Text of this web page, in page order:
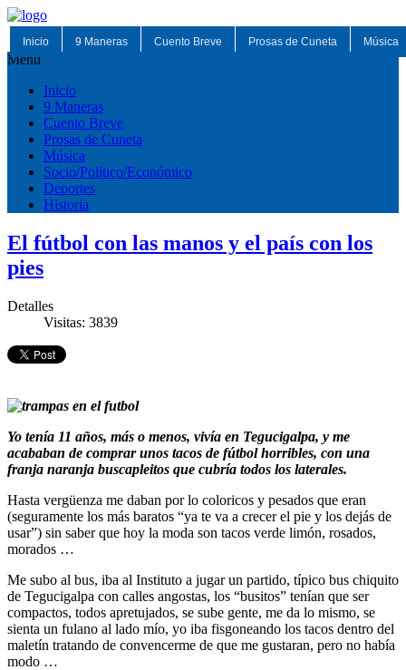
Inicio 9 Maneras Cuento Breve Prosas de Cuneta Música
Menu
Inicio
9 Maneras
Cuento Breve
Prosas de Cuneta
Música
Socio/Político/Económico
Deportes
Historia
El fútbol con las manos y el país con los
pies
Detalles
Visitas: 3839
Yo tenía 11 años, más o menos, vivía en Tegucigalpa, y me
acababan de comprar unos tacos de fútbol horribles, con una
franja naranja buscapleitos que cubría todos los laterales.
Hasta vergüenza me daban por lo coloricos y pesados que eran
(seguramente los más baratos “ya te va a crecer el pie y los dejás de
usar”) sin saber que hoy la moda son tacos verde limón, rosados,
morados …
Me subo al bus, iba al Instituto a jugar un partido, típico bus chiquito
de Tegucigalpa con calles angostas, los “busitos” tenían que ser
compactos, todos apretujados, se sube gente, me da lo mismo, se
sienta un fulano al lado mío, yo iba fisgoneando los tacos dentro del
maletín tratando de convencerme de que me gustaran, pero no había
modo …